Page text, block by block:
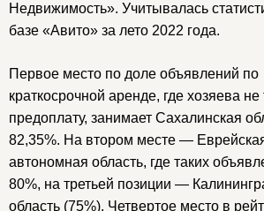
Недвижимость». Учитывалась
базе «Авито» за лето 2022 года.
Первое место по доле объявлений по
краткосрочной аренде, где хозяева
предоплату, занимает Сахалинская
82,35%. На втором месте —
автономная область, где таких
80%, на третьей позиции —
область (75%). Четвертое место в